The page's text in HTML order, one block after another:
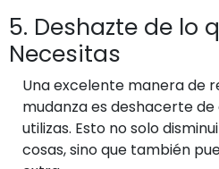
5. Deshazte de lo
Necesitas
Una excelente manera de
mudanza es deshacerte
utilizas. Esto no solo
cosas, sino que también